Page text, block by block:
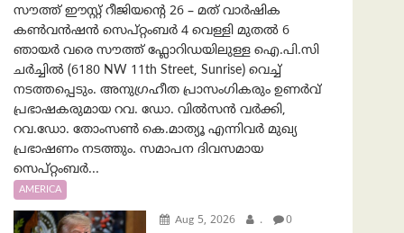
സൗത്ത് ഈസ്റ്റ് റീജിയന്റെ 26 – മത് വാർഷിക
കൺവൻഷൻ സെപ്റ്റംബർ 4 വെള്ളി മുതൽ 6
ഞായർ വരെ സൗത്ത് ഫ്ലോറിഡയിലുള്ള ഐ.പി.സി
ചർച്ചിൽ (6180 NW 11th Street, Sunrise) വെച്ച്
നടത്തപ്പെടും. അനുഗ്രഹീത പ്രാസംഗികരും ഉണർവ്
പ്രഭാഷകരുമായ റവ. ഡോ. വിൽസൻ വർക്കി,
റവ.ഡോ. തോംസൺ കെ.മാത്യൂ എന്നിവർ മുഖ്യ
പ്രഭാഷണം നടത്തും. സമാപന ദിവസമായ
സെപ്റ്റംബർ...
AMERICA
Aug 5, 2026 . 0